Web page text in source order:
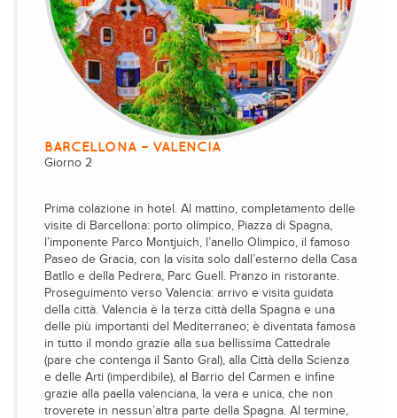
BARCELLONA – VALENCIA
Giorno 2
Prima colazione in hotel. Al mattino, completamento delle
visite di Barcellona: porto olímpico, Piazza di Spagna,
l’imponente Parco Montjuich, l’anello Olimpico, il famoso
Paseo de Gracia, con la visita solo dall’esterno della Casa
Batllo e della Pedrera, Parc Guell. Pranzo in ristorante.
Proseguimento verso Valencia: arrivo e visita guidata
della città. Valencia è la terza città della Spagna e una
delle più importanti del Mediterraneo; è diventata famosa
in tutto il mondo grazie alla sua bellissima Cattedrale
(pare che contenga il Santo Gral), alla Città della Scienza
e delle Arti (imperdibile), al Barrio del Carmen e infine
grazie alla paella valenciana, la vera e unica, che non
troverete in nessun’altra parte della Spagna. Al termine,